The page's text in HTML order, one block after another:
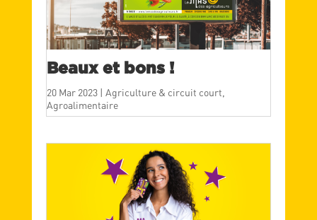
Beaux et bons !
20 Mar 2023| Agriculture & circuit court,
Agroalimentaire